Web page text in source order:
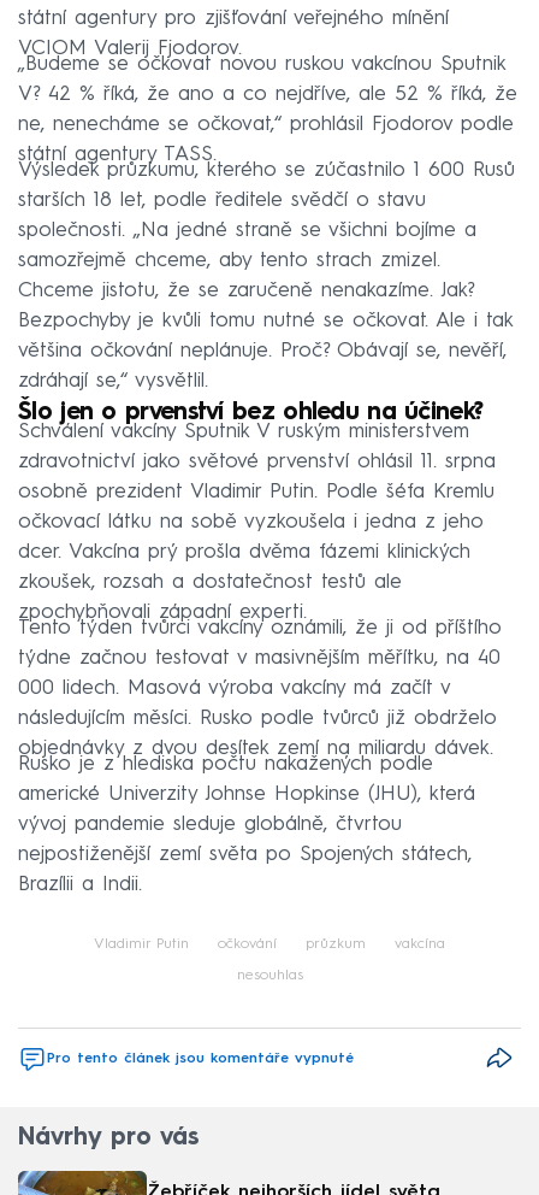
státní agentury pro zjišťování veřejného mínění
VCIOM Valerij Fjodorov.
„Budeme se očkovat novou ruskou vakcínou Sputnik
V? 42 % říká, že ano a co nejdříve, ale 52 % říká, že
ne, nenecháme se očkovat,“ prohlásil Fjodorov podle
státní agentury TASS.
Výsledek průzkumu, kterého se zúčastnilo 1 600 Rusů
starších 18 let, podle ředitele svědčí o stavu
společnosti. „Na jedné straně se všichni bojíme a
samozřejmě chceme, aby tento strach zmizel.
Chceme jistotu, že se zaručeně nenakazíme. Jak?
Bezpochyby je kvůli tomu nutné se očkovat. Ale i tak
většina očkování neplánuje. Proč? Obávají se, nevěří,
zdráhají se,“ vysvětlil.
Šlo jen o prvenství bez ohledu na účinek?
Schválení vakcíny Sputnik V ruským ministerstvem
zdravotnictví jako světové prvenství ohlásil 11. srpna
osobně prezident Vladimir Putin. Podle šéfa Kremlu
očkovací látku na sobě vyzkoušela i jedna z jeho
dcer. Vakcína prý prošla dvěma fázemi klinických
zkoušek, rozsah a dostatečnost testů ale
zpochybňovali západní experti.
Tento týden tvůrci vakcíny oznámili, že ji od příštího
týdne začnou testovat v masivnějším měřítku, na 40
000 lidech. Masová výroba vakcíny má začít v
následujícím měsíci. Rusko podle tvůrců již obdrželo
objednávky z dvou desítek zemí na miliardu dávek.
Rusko je z hlediska počtu nakažených podle
americké Univerzity Johnse Hopkinse (JHU), která
vývoj pandemie sleduje globálně, čtvrtou
nejpostiženější zemí světa po Spojených státech,
Brazílii a Indii.
Vladimir Putin očkování průzkum vakcína
nesouhlas
Pro tento článek jsou komentáře vypnuté
Návrhy pro vás